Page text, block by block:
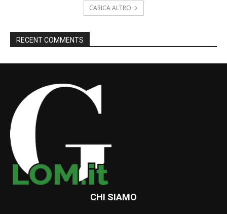
CARICA ALTRO
RECENT COMMENTS
CHI SIAMO